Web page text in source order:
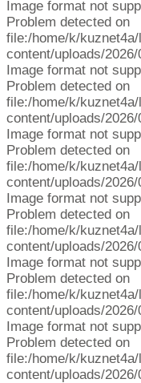
Image format not
Problem detected on
file:/home/k/
content/uploads/
Image format not
Problem detected on
file:/home/k/
content/uploads/
Image format not
Problem detected on
file:/home/k/
content/uploads/
Image format not
Problem detected on
file:/home/k/
content/uploads/
Image format not
Problem detected on
file:/home/k/
content/uploads/
Image format not
Problem detected on
file:/home/k/
content/uploads/